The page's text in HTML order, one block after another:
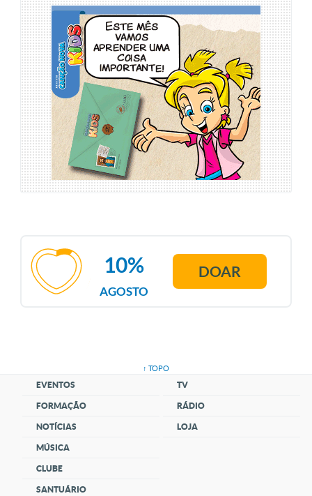
AGOSTO
10% DOAR
↑ TOPO
EVENTOS
FORMAÇÃO
NOTÍCIAS
MÚSICA
CLUBE
SANTUÁRIO
TV
RÁDIO
LOJA